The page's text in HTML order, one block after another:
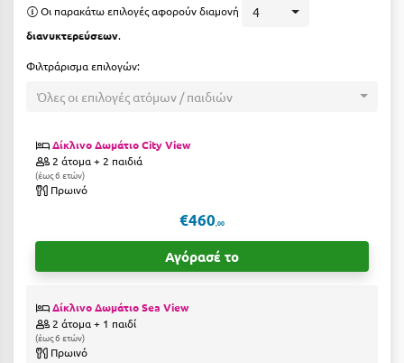
Ερμιόνη
Ευρυτανία
Ζαγοροχώρια
Ηράκλειο
Οι παρακάτω επιλογές αφορούν διαμονή 4
διανυκτερεύσεων.
Φιλτράρισμα επιλογών:
Όλες οι επιλογές ατόμων / παιδιών
Δίκλινο Δωμάτιο City View
2 άτομα + 2 παιδιά
έως 6 ετών
Πρωινό
€460 ,00
Αγόρασέ το
Δίκλινο Δωμάτιο Sea View
2 άτομα + 1 παιδί
έως 6 ετών
Πρωινό